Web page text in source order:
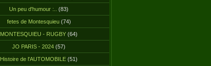
Un peu d'humour :.. (83)
fetes de Montesquieu(74)
MONTESQUIEU - RUGBY (64)
JO PARIS - 2024 (57)
Histoire de l'AUTOMOBILE (51)